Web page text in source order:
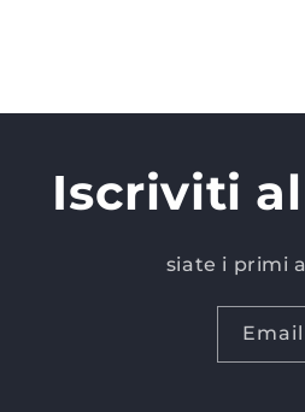
Iscriviti
siate i primi
Email